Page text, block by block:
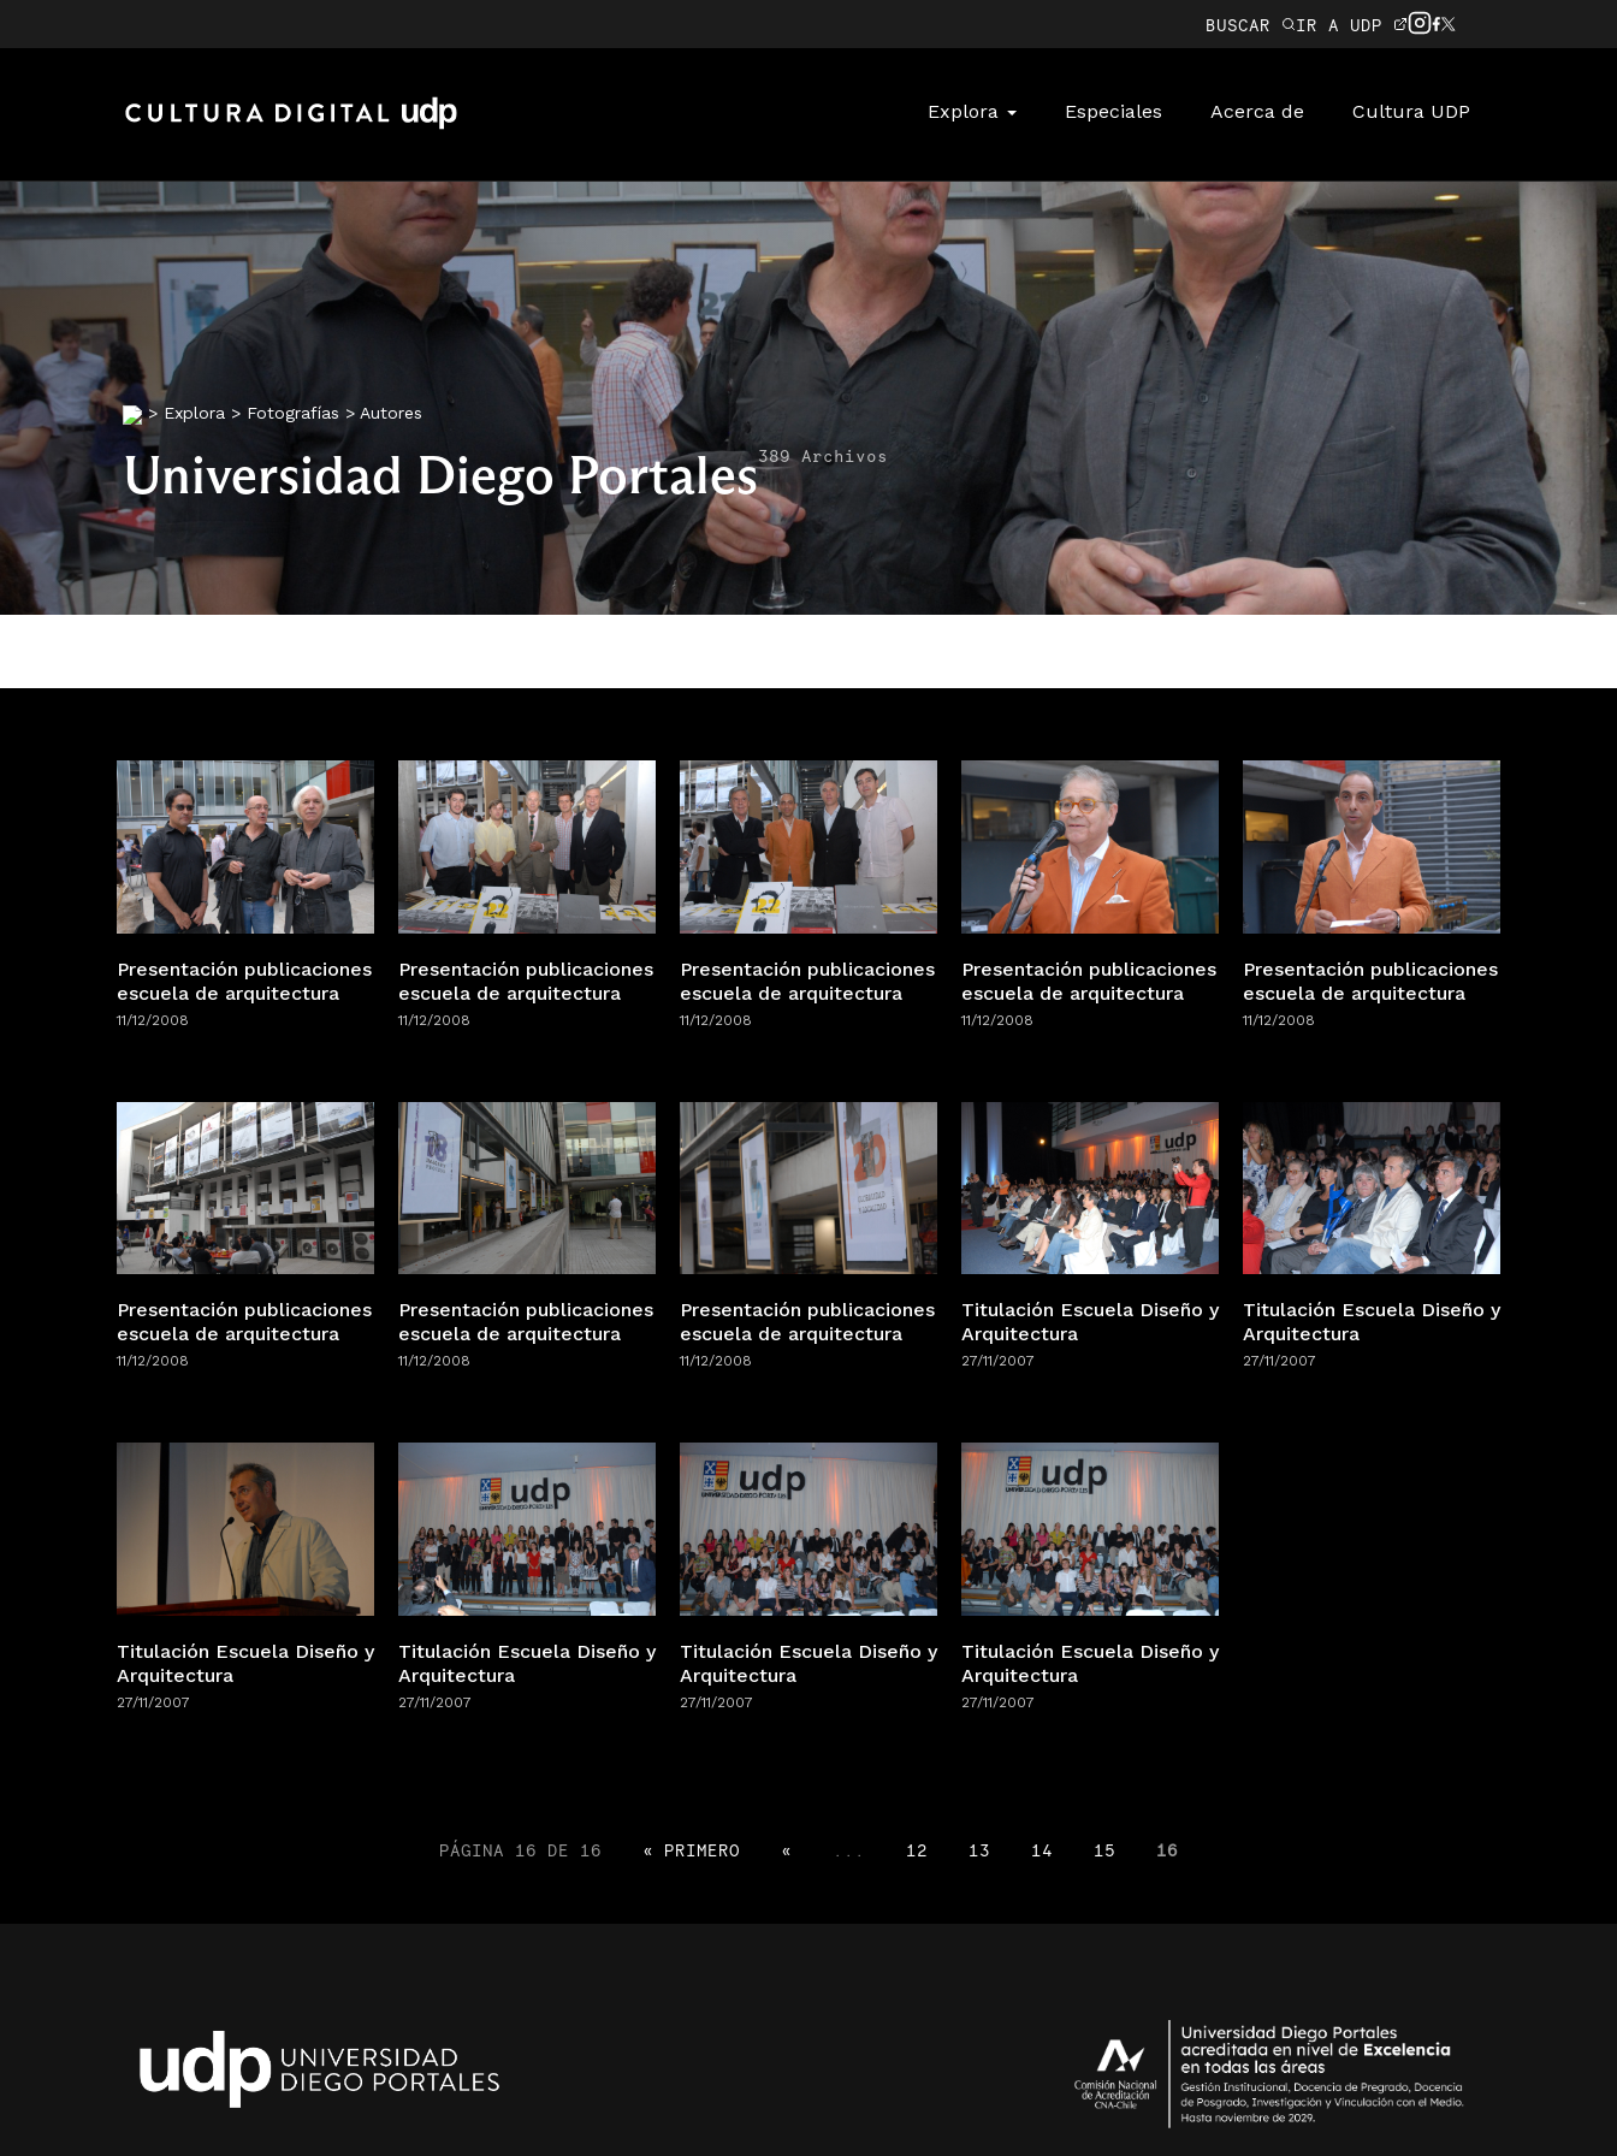
BUSCAR IR A UDP
Explora Especiales Acerca de Cultura UDP
> Explora > Fotografías > Autores
Universidad Diego Portales389 Archivos
Presentación publicaciones
escuela de arquitectura
11/12/2008
Presentación publicaciones
escuela de arquitectura
11/12/2008
Presentación publicaciones
escuela de arquitectura
11/12/2008
Presentación publicaciones
escuela de arquitectura
11/12/2008
Presentación publicaciones
escuela de arquitectura
11/12/2008
Presentación publicaciones
escuela de arquitectura
11/12/2008
Presentación publicaciones
escuela de arquitectura
11/12/2008
Presentación publicaciones
escuela de arquitectura
11/12/2008
Titulación Escuela Diseño y
Arquitectura
27/11/2007
Titulación Escuela Diseño y
Arquitectura
27/11/2007
Titulación Escuela Diseño y
Arquitectura
27/11/2007
Titulación Escuela Diseño y
Arquitectura
27/11/2007
Titulación Escuela Diseño y
Arquitectura
27/11/2007
Titulación Escuela Diseño y
Arquitectura
27/11/2007
PÁGINA 16 DE 16 « PRIMERO « 12 13 14 15 16